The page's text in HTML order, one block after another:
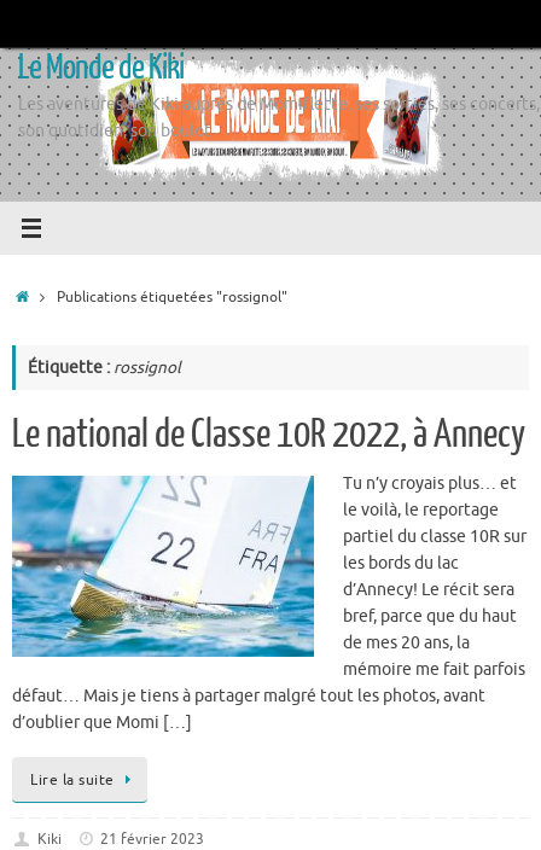
contenu
Le Monde de Kiki
Les aventures de Kiki auprès de Momiflette, ses sorties, ses concerts,
son quotidien, son boulot
AccueilPublications étiquetées "rossignol"
Étiquette : rossignol
Le national de Classe 10R 2022, à Annecy
Tu n’y croyais plus… et
le voilà, le reportage
partiel du classe 10R sur
les bords du lac
d’Annecy! Le récit sera
bref, parce que du haut
de mes 20 ans, la
mémoire me fait parfois
défaut… Mais je tiens à partager malgré tout les photos, avant
d’oublier que Momi […]
Lire la suite
Kiki
21 février 2023